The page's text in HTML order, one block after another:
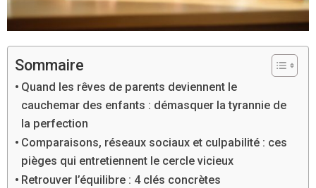
Sommaire
Quand les rêves de parents deviennent le
cauchemar des enfants : démasquer la tyrannie de
la perfection
Comparaisons, réseaux sociaux et culpabilité : ces
pièges qui entretiennent le cercle vicieux
Retrouver l’équilibre : 4 clés concrètes